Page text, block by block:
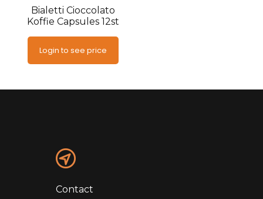
Bialetti Cioccolato
Koffie Capsules 12st
Login to see price
Contact